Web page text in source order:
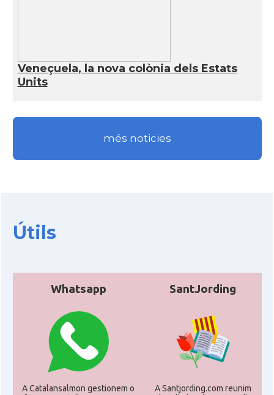
Veneçuela, la nova colònia dels Estats
Units
més noticies
Útils
Whatsapp
A Catalansalmon gestionem o
SantJording
A Santjording.com reunim